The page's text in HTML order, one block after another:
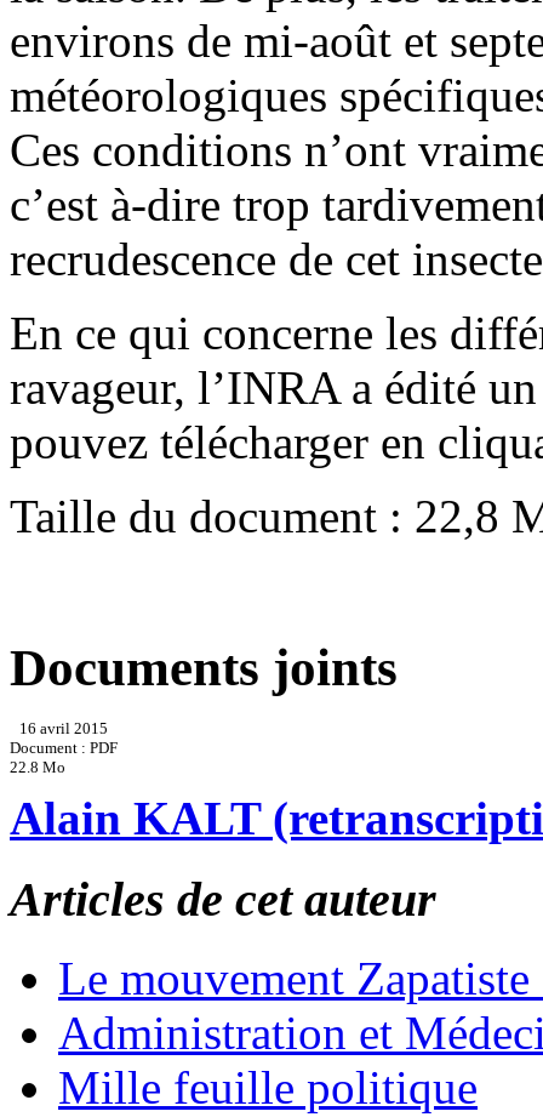
environs de mi-août et
météorologiques
Ces conditions n’ont
c’est à-dire trop
recrudescence de cet
En ce qui concerne les
ravageur, l’INRA a édité
pouvez télécharger en
Taille du document : 22,8
Documents joints
16 avril 2015
Document : PDF
22.8 Mo
Alain KALT
Articles de cet auteur
Le mouvement
Administration et
Mille feuille politique